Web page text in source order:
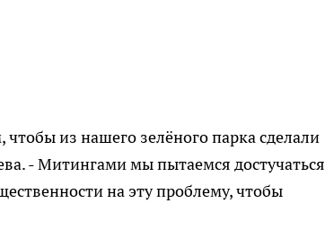
из нашего зелёного парка сделали
- Митингами мы пытаемся достучаться
на эту проблему, чтобы